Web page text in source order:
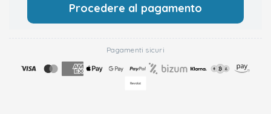
Procedere al pagamento
Pagamenti sicuri